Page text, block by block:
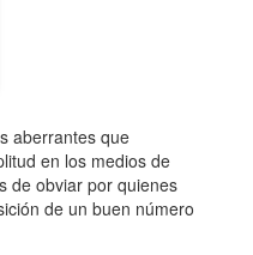
aberrantes que
en los medios de
de obviar por quienes
de un buen número